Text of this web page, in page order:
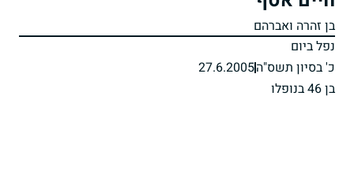
בן זהרה ואברהם
נפל ביום
כ' בסיון תשס"ה27.6.2005
בן 46 בנופלו